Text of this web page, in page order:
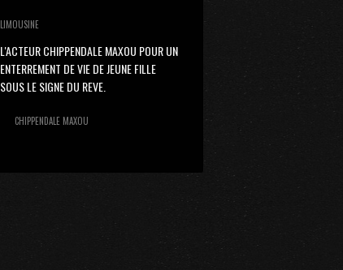
LIMOUSINE
L'ACTEUR CHIPPENDALE MAXOU POUR UN
ENTERREMENT DE VIE DE JEUNE FILLE
SOUS LE SIGNE DU REVE.
CHIPPENDALE MAXOU